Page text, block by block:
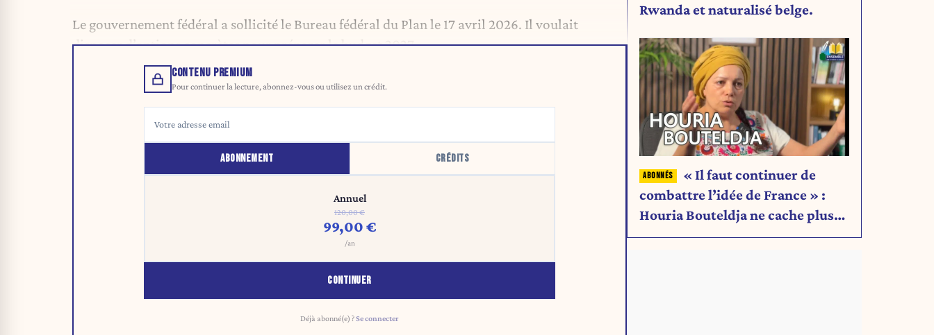
Le gouvernement fédéral a sollicité le Bureau fédéral du Plan le 17 avril 2026. Il voulait
disposer d’options concrètes pour préparer le budget 2027.
CONTENU PREMIUM
Pour continuer la lecture, abonnez-vous ou utilisez un crédit.
ABONNEMENT CRÉDITS
Annuel
120,00 €
99,00 €
/an
CONTINUER
Déjà abonné(e) ?Se connecter
Rwanda et naturalisé belge.
« Il faut continuer de
combattre l’idée de France » :
Houria Bouteldja ne cache plus
rien de son projet